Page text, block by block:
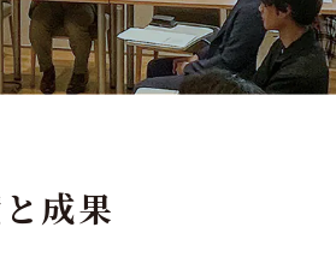
成果